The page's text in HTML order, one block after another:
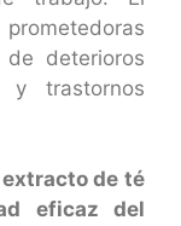
deterioros
y trastornos
de té
eficaz del